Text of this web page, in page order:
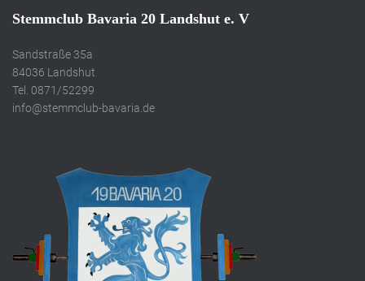
Stemmclub Bavaria 20 Landshut e. V
Sandstraße 35a
84036 Landshut
Tel. 0871/52299
info@stemmclub-bavaria.de